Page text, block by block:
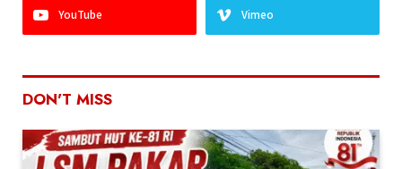
YouTube Vimeo
DON'T MISS